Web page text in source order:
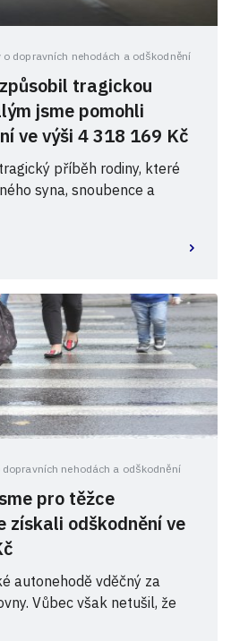
o dopravních nehodách a odškodnění
tragickou
jsme pomohli
ve výši 4 318 169 Kč
příběh rodiny, které
syna, snoubence a
dopravních nehodách a odškodnění
pro těžce
získali odškodnění ve
autonehodě vděčný za
Vůbec však netušil, že